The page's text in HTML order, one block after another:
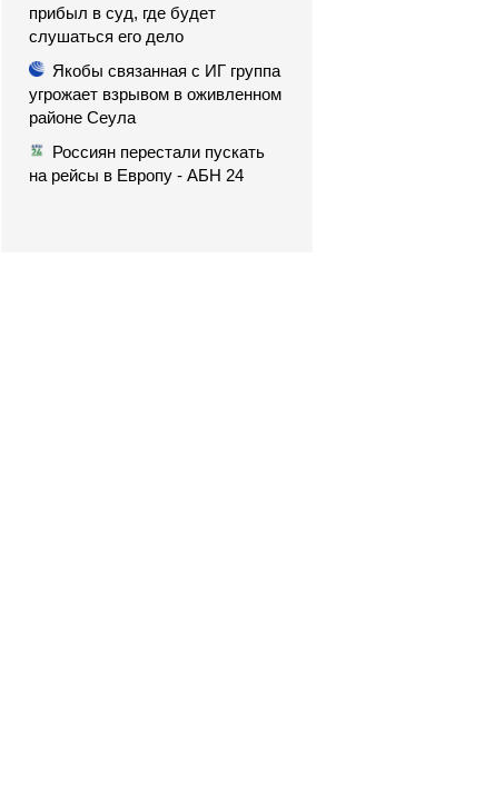
прибыл в суд, где будет
слушаться его дело
Якобы связанная с ИГ группа
угрожает взрывом в оживленном
районе Сеула
Россиян перестали пускать
на рейсы в Европу - АБН 24